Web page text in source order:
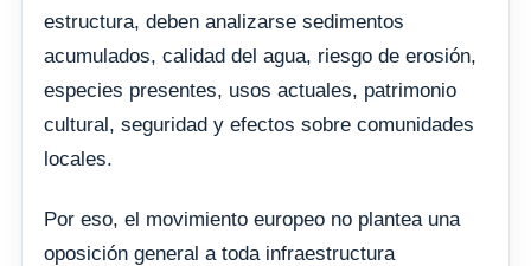
estructura, deben analizarse sedimentos
acumulados, calidad del agua, riesgo de erosión,
especies presentes, usos actuales, patrimonio
cultural, seguridad y efectos sobre comunidades
locales.
Por eso, el movimiento europeo no plantea una
oposición general a toda infraestructura